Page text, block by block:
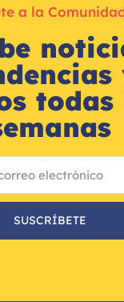
a la
todas
SUSCRÍBETE